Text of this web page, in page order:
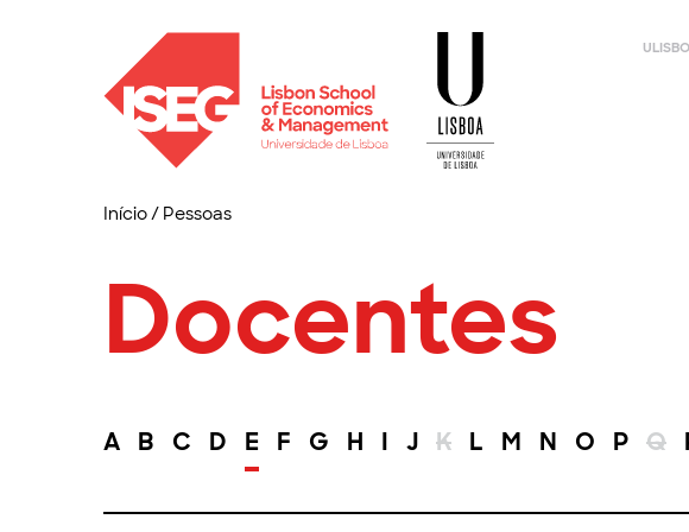
Início/ Pessoas
Docentes
A B C D E F G H I J K L M N O P Q